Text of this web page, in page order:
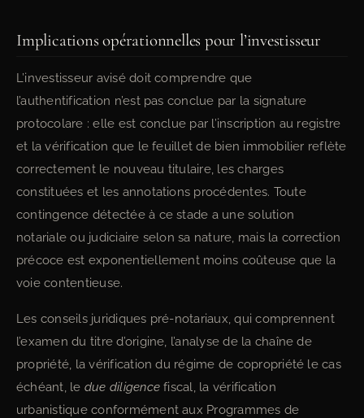
Implications opérationnelles pour l’investisseur
L’investisseur avisé doit comprendre que
l’authentification n’est pas conclue par la signature
protocolare : elle est conclue par l’inscription au registre
et la vérification que le feuillet de bien immobilier reflète
correctement le nouveau titulaire, les charges
constituées et les annotations procédentes. Toute
contingence détectée à ce stade a une solution
notariale ou judiciaire selon sa nature, mais la correction
précoce est exponentiellement moins coûteuse que la
voie contentieuse.
Les conseils juridiques pré-notariaux, qui comprennent
l’examen du titre d’origine, l’analyse de la chaîne de
propriété, la vérification du régime de copropriété le cas
échéant, le due diligence fiscal, la vérification
urbanistique conformément aux Programmes de